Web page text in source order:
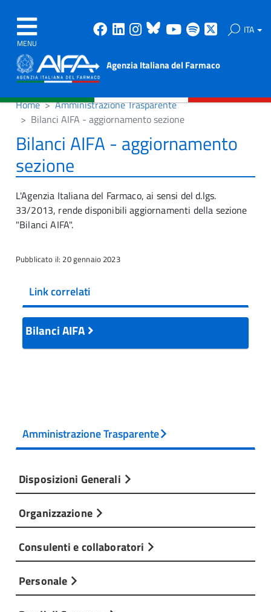
MENU
Facebook
Linkedin
Instagram
Bluesky
Youtube
Spotify ITA
Agenzia Italiana del Farmaco
Home
Amministrazione Trasparente
Bilanci AIFA - aggiornamento sezione
Bilanci AIFA - aggiornamento
sezione
L'Agenzia Italiana del Farmaco, ai sensi del d.lgs.
33/2013, rende disponibili aggiornamenti della sezione
"Bilanci AIFA".
Pubblicato il: 20 gennaio 2023
Link correlati
Bilanci AIFA
Amministrazione Trasparente
Disposizioni Generali
Organizzazione
Consulenti e collaboratori
Personale